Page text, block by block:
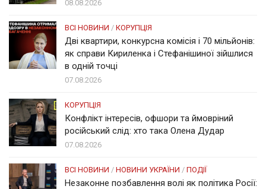
08.08.2026
ВСІ НОВИНИ / КОРУПЦІЯ
Дві квартири, конкурсна комісія і 70 мільйонів:
як справи Кириленка і Стефанішиної зійшлися
в одній точці
07.08.2026
КОРУПЦІЯ
Конфлікт інтересів, офшори та ймовріний
російський слід: хто така Олена Дудар
07.08.2026
ВСІ НОВИНИ / НОВИНИ УКРАЇНИ / ПОДІЇ
Незаконне позбавлення волі як політика Росії: